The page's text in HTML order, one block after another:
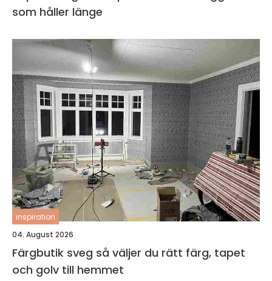
som håller länge
inspiration
04. August 2026
Färgbutik sveg så väljer du rätt färg, tapet
och golv till hemmet